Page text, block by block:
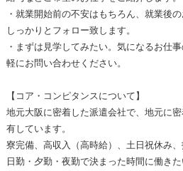
・就業開始前の不安はもちろん、就業後
しっかりとフォロー致します。
・まずは見学してみたい。気になるお仕
軽にお問い合わせください。
【コア・コンピタンスについて】
地元大阪に密着した派遣会社で、地元に
有しています。
寮完備、高収入（高時給）、土日祝休み
日勤・夕勤・夜勤で決まった時間に働き